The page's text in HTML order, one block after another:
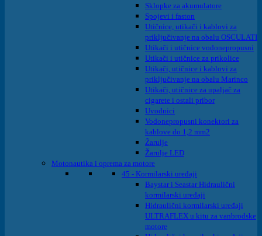
Sklopke za akumulatore
Spojevi i faston
Utičnice, utikači i kablovi za
priključivanje na obalu OSCULATI
Utikači i utičnice vodonepropusni
Utikači i utičnice za prikolice
Utikači, utičnice i kablovi za
priključivanje na obalu Marinco
Utikači, utičnice za upaljač za
cigarete i ostali pribor
Uvodnici
Vodonepropusni konektori za
kablove do 1,2 mm2
Žarulje
Žarulje LED
Motonautika i oprema za motore
45 - Kormilarski uređaji
Baystar i Seastar Hidraulični
kormilarski uređaji
Hidraulični kormilarski uređaji
ULTRAFLEX u kitu za vanbrodske
motore